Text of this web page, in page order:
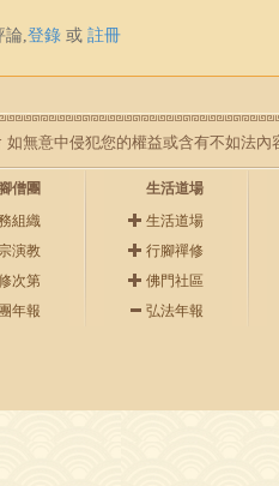
論,登錄 或 註冊
無意中侵犯您的權益或含有不如法內
僧團
組織
演教
次第
年報
生活道場
生活道場
行腳禪修
佛門社區
弘法年報